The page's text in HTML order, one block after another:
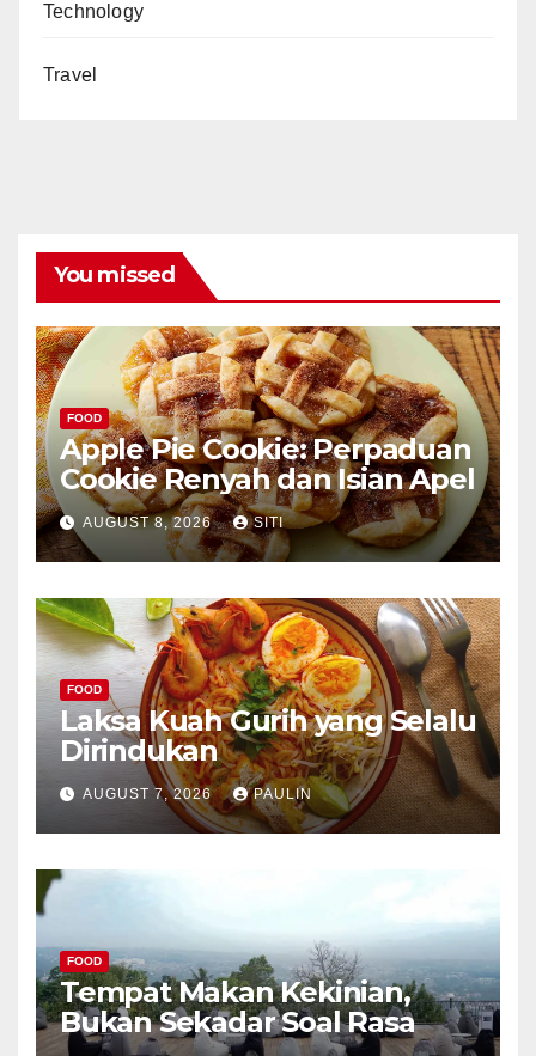
Technology
Travel
You missed
FOOD
Apple Pie Cookie: Perpaduan
Cookie Renyah dan Isian Apel
AUGUST 8, 2026 SITI
FOOD
Laksa Kuah Gurih yang Selalu
Dirindukan
AUGUST 7, 2026 PAULIN
FOOD
Tempat Makan Kekinian,
Bukan Sekadar Soal Rasa